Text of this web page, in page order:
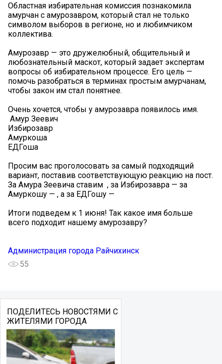
Областная избирательная комиссия познакомила
амурчан с амурозавром, который стал не только
символом выборов в регионе, но и любимчиком
коллектива.
Амурозавр — это дружелюбный, общительный и
любознательный маскот, который задает экспертам
вопросы об избирательном процессе. Его цель —
помочь разобраться в терминах простым амурчанам,
чтобы закон им стал понятнее.
Очень хочется, чтобы у амурозавра появилось имя.
️ Амур Зеевич
Избирозавр
Амуркоша
ЕДГоша
Просим вас проголосовать за самый подходящий
вариант, поставив соответствующую реакцию на пост.
За Амура Зеевича ставим ️ , за Избирозавра — за
Амуркошу — , а за ЕДГошу —
Итоги подведем к 1 июня! Так какое имя больше
всего подходит нашему амурозавру?
Администрация города Райчихинск
55
ПОДЕЛИТЕСЬ НОВОСТЯМИ С
ЖИТЕЛЯМИ ГОРОДА